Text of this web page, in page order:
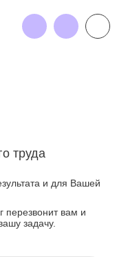
труда
и для Вашей
перезвонит вам и
задачу.